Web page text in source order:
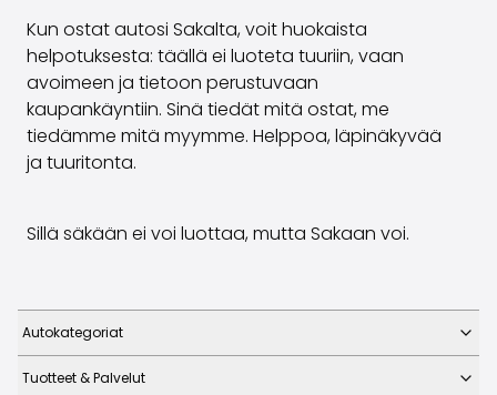
Kun ostat autosi Sakalta, voit huokaista
helpotuksesta: täällä ei luoteta tuuriin, vaan
avoimeen ja tietoon perustuvaan
kaupankäyntiin. Sinä tiedät mitä ostat, me
tiedämme mitä myymme. Helppoa, läpinäkyvää
ja tuuritonta.
Sillä säkään ei voi luottaa, mutta Sakaan voi.
Autokategoriat
Tuotteet & Palvelut